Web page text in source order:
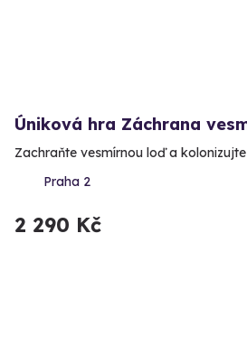
Úniková hra Záchrana
Zachraňte vesmírnou loď a
Praha 2
2 290 Kč